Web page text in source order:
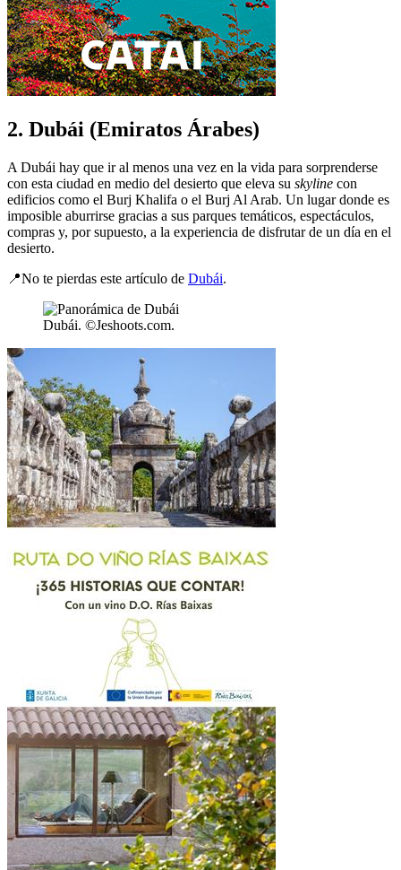
2. Dubái (Emiratos Árabes)
A Dubái hay que ir al menos una vez en la vida para sorprenderse
con esta ciudad en medio del desierto que eleva su skyline con
edificios como el Burj Khalifa o el Burj Al Arab. Un lugar donde es
imposible aburrirse gracias a sus parques temáticos, espectáculos,
compras y, por supuesto, a la experiencia de disfrutar de un día en el
desierto.
📍No te pierdas este artículo de Dubái.
Dubái. ©Jeshoots.com.